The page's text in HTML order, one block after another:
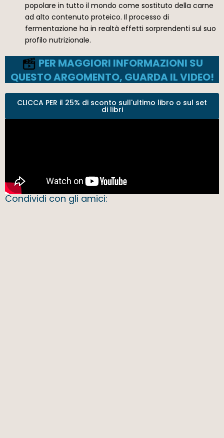
popolare in tutto il mondo come sostituto della carne
ad alto contenuto proteico. Il processo di
fermentazione ha in realtà effetti sorprendenti sul suo
profilo nutrizionale.
PER MAGGIORI INFORMAZIONI SU
QUESTO ARGOMENTO, GUARDA IL VIDEO!
CLICCA PER il 25% di sconto sull'ultimo libro o sul set
di libri
Condividi con gli amici: